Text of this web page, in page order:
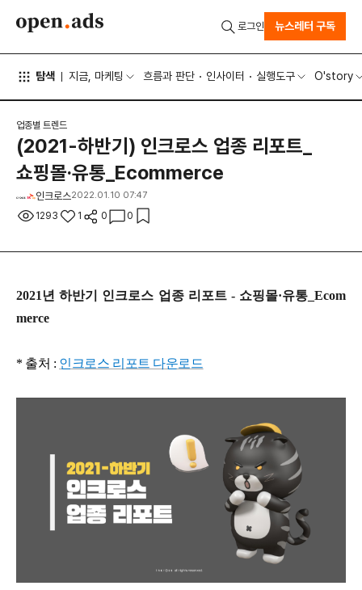
탐색 지금, 마케팅 흐름과 판단 인사이터 실행도구 O'story
로그인 뉴스레터 구독
업종별 트렌드
(2021-하반기) 인크로스 업종 리포트_
쇼핑몰·유통_Ecommerce
인크로스2022.01.10 07:47
1293 1 0 0
2021년 하반기 인크로스 업종 리포트 - 쇼핑몰·유통_Ecom
merce
* 출처 : 인크로스 리포트 다운로드